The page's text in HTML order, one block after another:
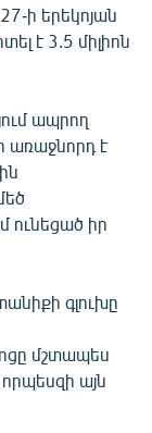
ի երեկոյան
է 3.5 միլիոն
ապրող
առաջնորդ է
ունեցած իր
գլուխը
մշտապես
այն